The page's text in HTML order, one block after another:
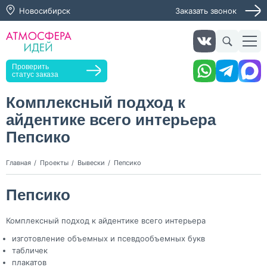
Новосибирск Заказать звонок
Проверить
статус заказа
Комплексный подход к
айдентике всего интерьера
Пепсико
Главная Проекты Вывески Пепсико
Пепсико
Комплексный подход к айдентике всего интерьера
изготовление объемных и псевдообъемных букв
табличек
плакатов
Получить консультацию
Оставьте заявку, мы свяжемся с вами в ближайшее
Заказать звонок
Нажимая кнопку "Оставить заявку", я даю согласие на
обработку персональных данных и согласие с политикой
конфиденциальности
Нажимая на кнопку, я даю согласие на получение
информационных и рекламных рассылок
Оставить
заявку